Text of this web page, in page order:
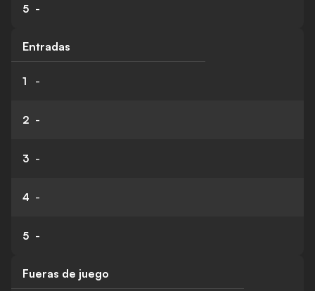
5 -
Entradas
1 -
2 -
3 -
4 -
5 -
Fueras de juego